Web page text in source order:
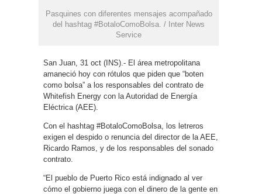
Pasquines con diferentes mensajes acompañado
del hashtag #BotaloComoBolsa. / Inter News
Service
San Juan, 31 oct (INS).- El área metropolitana
amaneció hoy con rótulos que piden que “boten
como bolsa” a los responsables del contrato de
Whitefish Energy con la Autoridad de Energía
Eléctrica (AEE).
Con el hashtag #BotaloComoBolsa, los letreros
exigen el despido o renuncia del director de la AEE,
Ricardo Ramos, y de los responsables del sonado
contrato.
“El pueblo de Puerto Rico está indignado al ver
cómo el gobierno juega con el dinero de la gente en